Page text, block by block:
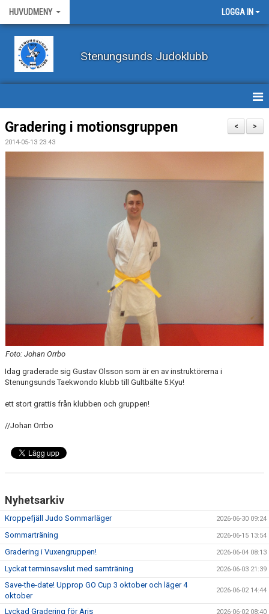
HUVUDMENY LOGGA IN
Stenungsunds Judoklubb
HEM
FÖRBUNDSNYHETER
>
<
Gradering i motionsgruppen
2014-05-13 23:43
Foto: Johan Orrbo
Idag graderade sig Gustav Olsson som är en av instruktörerna i
Stenungsunds Taekwondo klubb till Gultbälte 5:Kyu!
ett stort grattis från klubben och gruppen!
//Johan Orrbo
Nyhetsarkiv
Kroppefjäll Judo Sommarläger 2026-06-30 09:24
Sommarträning 2026-06-15 13:54
Gradering i Vuxengruppen! 2026-06-04 08:13
Lyckat terminsavslut med samträning 2026-06-03 21:39
Save-the-date! Upprop GO Cup 3 oktober och läger 4
oktober
2026-06-02 14:44
Lyckad Gradering för Aris 2026-06-02 08:40